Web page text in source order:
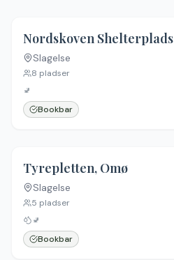
Nordskoven Shelterplads
Slagelse
8 pladser
🚽
Bookbar
Tyrepletten, Omø
Slagelse
5 pladser
🚽
Bookbar